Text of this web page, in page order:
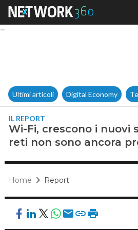
Wi-Fi,
Ultimi articoli Digital Economy
IL REPORT
Wi-Fi, crescono i nuovi
reti non sono ancora
Home Report